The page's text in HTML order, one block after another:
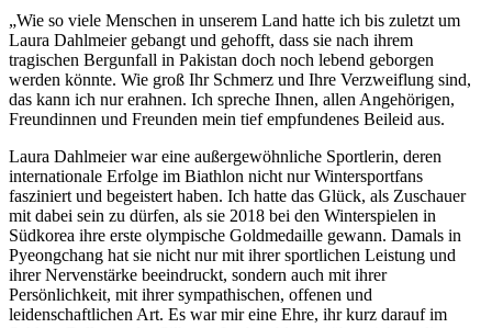
„Wie so viele Menschen in unserem Land hatte ich bis zuletzt um
Laura Dahlmeier gebangt und gehofft, dass sie nach ihrem
tragischen Bergunfall in Pakistan doch noch lebend geborgen
werden könnte. Wie groß Ihr Schmerz und Ihre Verzweiflung sind,
das kann ich nur erahnen. Ich spreche Ihnen, allen Angehörigen,
Freundinnen und Freunden mein tief empfundenes Beileid aus.
Laura Dahlmeier war eine außergewöhnliche Sportlerin, deren
internationale Erfolge im Biathlon nicht nur Wintersportfans
fasziniert und begeistert haben. Ich hatte das Glück, als Zuschauer
mit dabei sein zu dürfen, als sie 2018 bei den Winterspielen in
Südkorea ihre erste olympische Goldmedaille gewann. Damals in
Pyeongchang hat sie nicht nur mit ihrer sportlichen Leistung und
ihrer Nervenstärke beeindruckt, sondern auch mit ihrer
Persönlichkeit, mit ihrer sympathischen, offenen und
leidenschaftlichen Art. Es war mir eine Ehre, ihr kurz darauf im